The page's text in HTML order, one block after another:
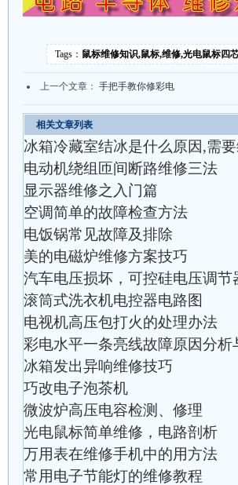
Tags： 鼠标维修知识,鼠标,维修,光电鼠标四
上一个文章： 手把手教你修彩电
相关文章列表
冰箱冷藏室结冰是什么原因,需
电动机绕组匝间断路维修三法
显示器维修之入门篇
空调简单的故障检查方法
电饭锅常见故障及排除
美的电磁炉维修方案技巧
汽车电压损坏，可控硅电压调节
滚筒式洗衣机电控器电路图
电视机高压包打火的处理办法
彩电水平一条亮线故障原因分析
冰箱发出异响维修技巧
巧改电子泡茶机
微波炉高压电容检测、修理
光电鼠标简单维修，电路剖析
万用表在维修手机中的用方法
常用电子节能灯的维修教程